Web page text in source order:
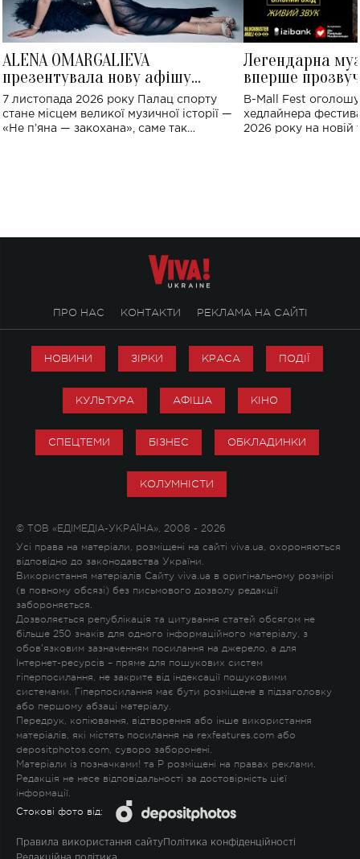
ALENA OMARGALIEVA
презентувала нову афішу
великого концерту в Палаці
спорту
7 листопада 2026 року Палац спорту
стане місцем великої музичної історії —
«Не пʼяна — закохана», саме так
Легендарна
вперше
Україні: де
B-Mall Fest
хедлайнера
2026 року на новій
ПРО НАС КОНТАКТИ РЕКЛАМА НА САЙТІ
НОВИНИ ЗІРКИ КРАСА ПОДІЇ
КУЛЬТУРА АФІША КІНО
СПЕЦТЕМИ БІЗНЕС ОБКЛАДИНКИ
КОЛУМНІСТИ
© ТОВ «ЕДІМЕДІА-УКРАЇНА», 2008 - 2026
Усі права на матеріали, розміщені на сайті viva.ua, охороняються
відповідно до законодавства України.
Використання матеріалів Сайту viva.ua в оригінальному розмірі
(в повному обсязі) без письмового дозволу редакції
забороняється.
Дозволяється републікація та цитування статей обсягом не
більше 250 знаків для одного інформаційного матеріалу, з
обов'язковим зазначенням посилання на джерело, а для
Інтернет-ресурсів – пряме для пошукових систем
гіперпосилання, не закрите від індексації пошуковими
системами. Гіперпосилання має бути розміщене в підзаголовку
або першому абзаці матеріалу.
Передрук, копіювання, відтворення або інше використання
матеріалів, які містять посилання на rexfeatures.com або
depositphotos.com, суворо заборонені.
Матеріали із позначками! та P розміщені на правах реклами.
Редакція не несе відповідальності за достовірність цієї
інформації.
Стокові фото від:
Правила використання сайту Політика конфіденційності